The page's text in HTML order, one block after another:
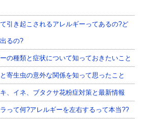
引き起こされるアレルギーってあるの?ど
るの?
の種類と症状について知っておきたいこと
寄生虫の意外な関係を知って思ったこと
、イネ、ブタクサ花粉症対策と最新情報
って何?アレルギーを左右するって本当??